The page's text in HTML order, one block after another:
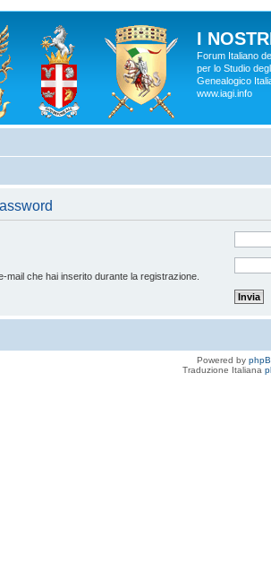
I
Forum Italiano
per lo Studio
Genealogico
www.iagi.info
mail che hai inserito durante la registrazione.
Powered by
Traduzione Italiana